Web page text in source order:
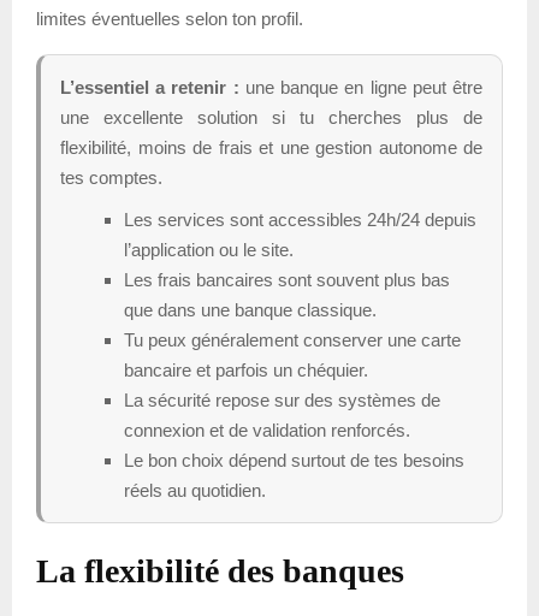
limites éventuelles selon ton profil.
L’essentiel a retenir : une banque en ligne peut être
une excellente solution si tu cherches plus de
flexibilité, moins de frais et une gestion autonome de
tes comptes.
Les services sont accessibles 24h/24 depuis
l’application ou le site.
Les frais bancaires sont souvent plus bas
que dans une banque classique.
Tu peux généralement conserver une carte
bancaire et parfois un chéquier.
La sécurité repose sur des systèmes de
connexion et de validation renforcés.
Le bon choix dépend surtout de tes besoins
réels au quotidien.
La flexibilité des banques